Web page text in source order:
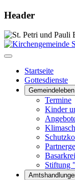
Header
Startseite
Gottesdienste
Gemeindeleben
Termine
Kinder
Stiftung